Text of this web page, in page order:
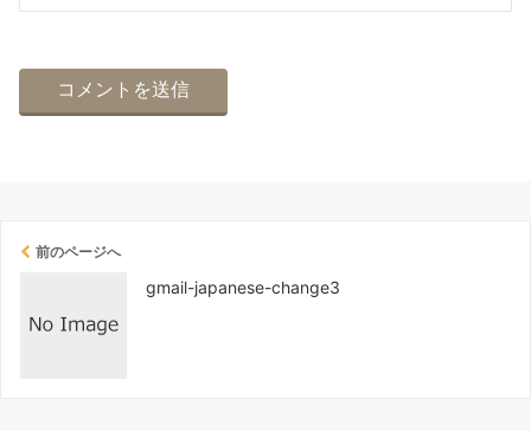
前のページへ
gmail-japanese-change3